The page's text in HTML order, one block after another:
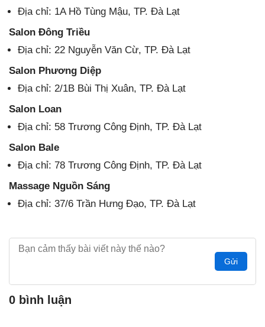
Địa chỉ: 1A Hồ Tùng Mậu, TP. Đà Lạt
Salon Đông Triều
Địa chỉ: 22 Nguyễn Văn Cừ, TP. Đà Lạt
Salon Phương Diệp
Địa chỉ: 2/1B Bùi Thị Xuân, TP. Đà Lạt
Salon Loan
Địa chỉ: 58 Trương Công Định, TP. Đà Lạt
Salon Bale
Địa chỉ: 78 Trương Công Định, TP. Đà Lạt
Massage Nguồn Sáng
Địa chỉ: 37/6 Trần Hưng Đạo, TP. Đà Lạt
Gửi
0 bình luận